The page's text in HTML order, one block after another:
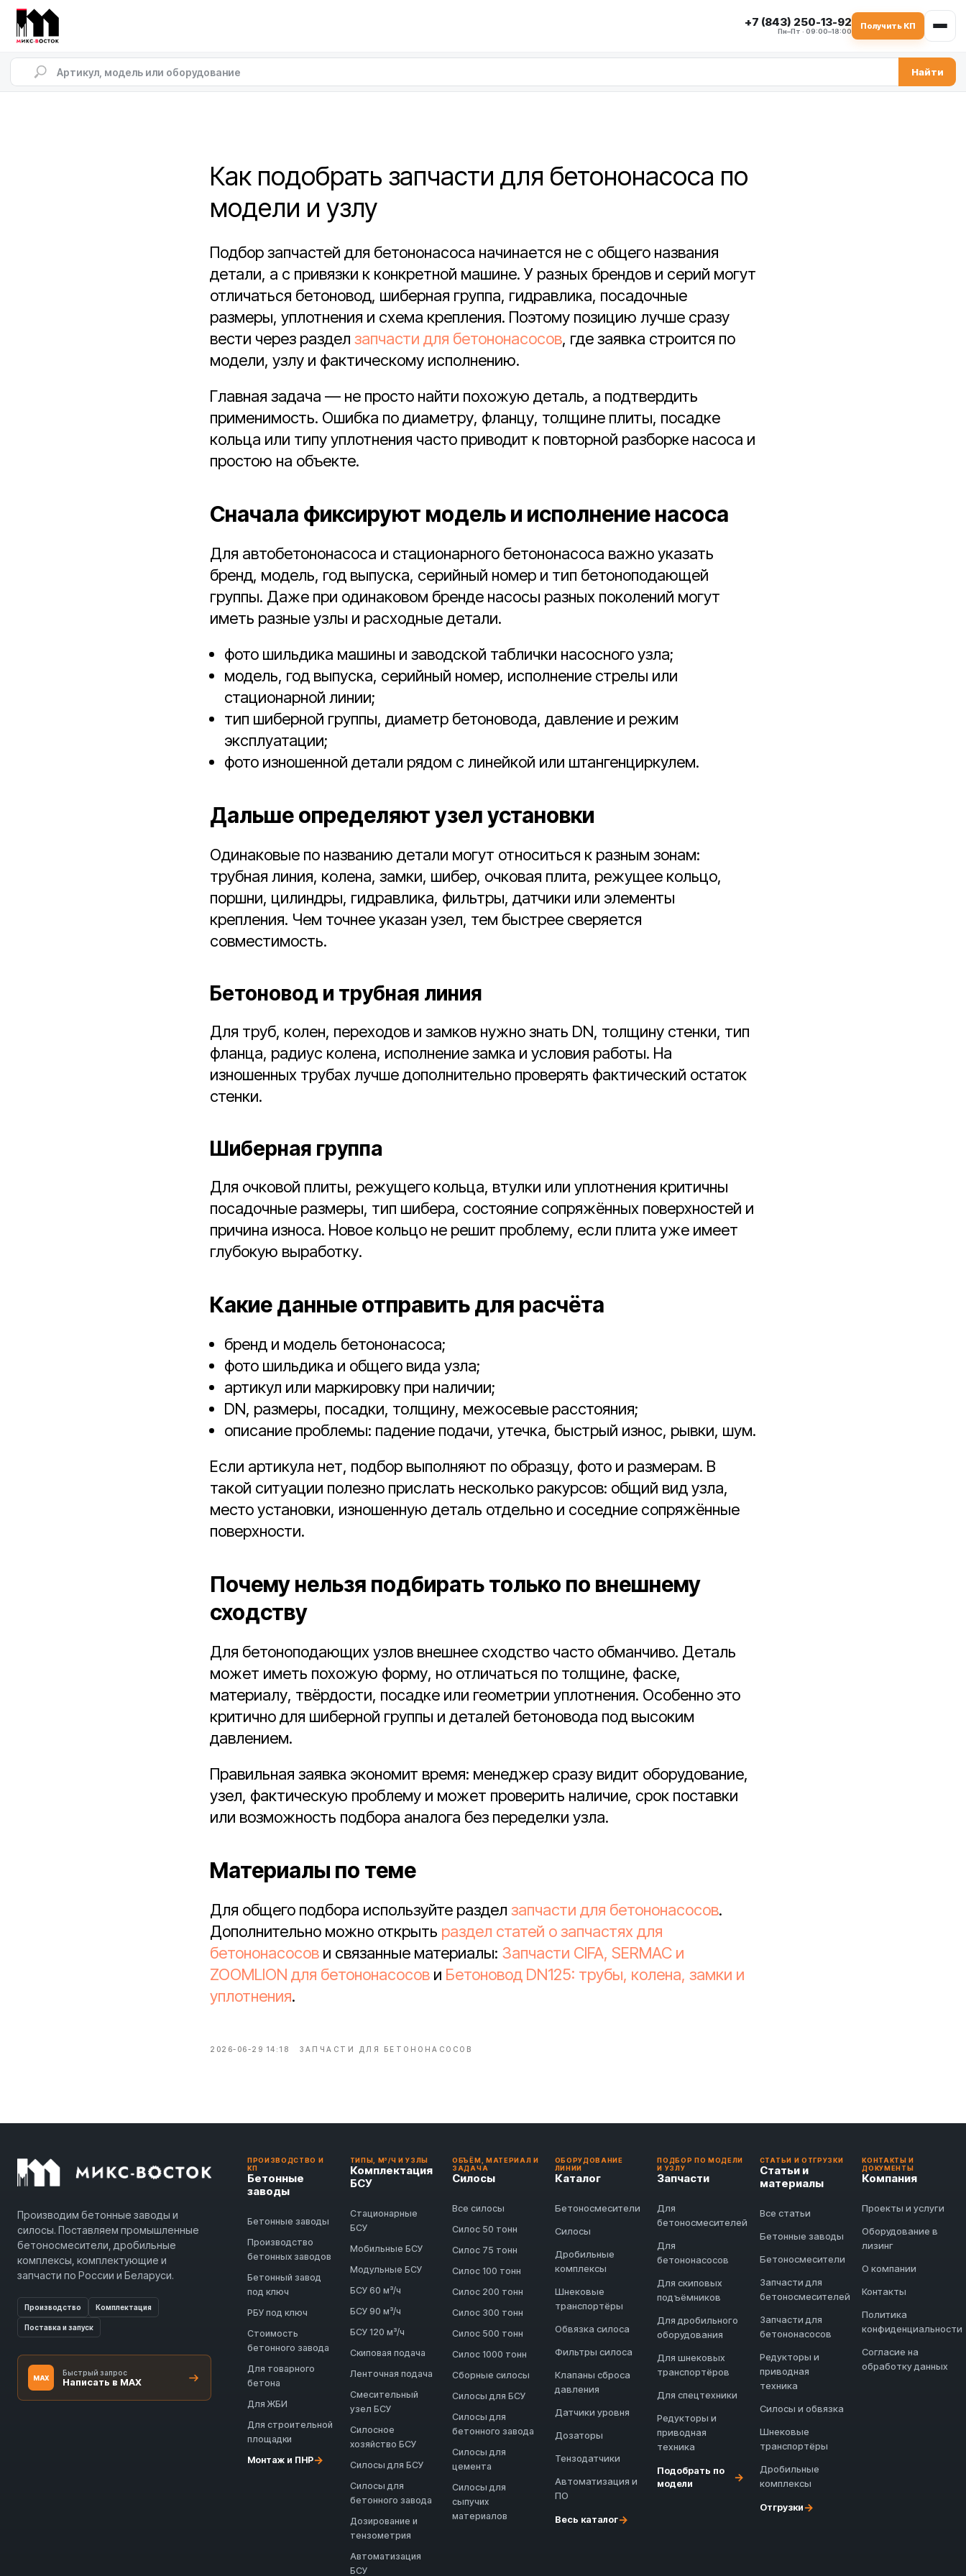
+7 (843) 250-13-92
Пн–Пт · 09:00–18:00
Получить КП
Найти
Как подобрать запчасти для бетононасоса по
модели и узлу
Подбор запчастей для бетононасоса начинается не с общего названия
детали, а с привязки к конкретной машине. У разных брендов и серий могут
отличаться бетоновод, шиберная группа, гидравлика, посадочные
размеры, уплотнения и схема крепления. Поэтому позицию лучше сразу
вести через раздел запчасти для бетононасосов, где заявка строится по
модели, узлу и фактическому исполнению.
Главная задача — не просто найти похожую деталь, а подтвердить
применимость. Ошибка по диаметру, фланцу, толщине плиты, посадке
кольца или типу уплотнения часто приводит к повторной разборке насоса и
простою на объекте.
Сначала фиксируют модель и исполнение насоса
Для автобетононасоса и стационарного бетононасоса важно указать
бренд, модель, год выпуска, серийный номер и тип бетоноподающей
группы. Даже при одинаковом бренде насосы разных поколений могут
иметь разные узлы и расходные детали.
фото шильдика машины и заводской таблички насосного узла;
модель, год выпуска, серийный номер, исполнение стрелы или
стационарной линии;
тип шиберной группы, диаметр бетоновода, давление и режим
эксплуатации;
фото изношенной детали рядом с линейкой или штангенциркулем.
Дальше определяют узел установки
Одинаковые по названию детали могут относиться к разным зонам:
трубная линия, колена, замки, шибер, очковая плита, режущее кольцо,
поршни, цилиндры, гидравлика, фильтры, датчики или элементы
крепления. Чем точнее указан узел, тем быстрее сверяется
совместимость.
Бетоновод и трубная линия
Для труб, колен, переходов и замков нужно знать DN, толщину стенки, тип
фланца, радиус колена, исполнение замка и условия работы. На
изношенных трубах лучше дополнительно проверять фактический остаток
стенки.
Шиберная группа
Для очковой плиты, режущего кольца, втулки или уплотнения критичны
посадочные размеры, тип шибера, состояние сопряжённых поверхностей и
причина износа. Новое кольцо не решит проблему, если плита уже имеет
глубокую выработку.
Какие данные отправить для расчёта
бренд и модель бетононасоса;
фото шильдика и общего вида узла;
артикул или маркировку при наличии;
DN, размеры, посадки, толщину, межосевые расстояния;
описание проблемы: падение подачи, утечка, быстрый износ, рывки, шум.
Если артикула нет, подбор выполняют по образцу, фото и размерам. В
такой ситуации полезно прислать несколько ракурсов: общий вид узла,
место установки, изношенную деталь отдельно и соседние сопряжённые
поверхности.
Почему нельзя подбирать только по внешнему
сходству
Для бетоноподающих узлов внешнее сходство часто обманчиво. Деталь
может иметь похожую форму, но отличаться по толщине, фаске,
материалу, твёрдости, посадке или геометрии уплотнения. Особенно это
критично для шиберной группы и деталей бетоновода под высоким
давлением.
Правильная заявка экономит время: менеджер сразу видит оборудование,
узел, фактическую проблему и может проверить наличие, срок поставки
или возможность подбора аналога без переделки узла.
Материалы по теме
Для общего подбора используйте раздел запчасти для бетононасосов.
Дополнительно можно открыть раздел статей о запчастях для
бетононасосов и связанные материалы: Запчасти CIFA, SERMAC и
ZOOMLION для бетононасосов и Бетоновод DN125: трубы, колена, замки и
уплотнения.
2026-06-29 14:18 ЗАПЧАСТИ ДЛЯ БЕТОНОНАСОСОВ
Производим бетонные заводы и
силосы. Поставляем промышленные
бетоносмесители, дробильные
комплексы, комплектующие и
запчасти по России и Беларуси.
Производство Комплектация
Поставка и запуск
MAX
Быстрый запрос
Написать в MAX
ПРОИЗВОДСТВО И
КП
Бетонные
заводы
Бетонные заводы
Производство
бетонных заводов
Бетонный завод
под ключ
РБУ под ключ
Стоимость
бетонного завода
Для товарного
бетона
Для ЖБИ
Для строительной
площадки
Монтаж и ПНР→
ТИПЫ, М³/Ч И УЗЛЫ
Комплектация
БСУ
Стационарные
БСУ
Мобильные БСУ
Модульные БСУ
БСУ 60 м³/ч
БСУ 90 м³/ч
БСУ 120 м³/ч
Скиповая подача
Ленточная подача
Смесительный
узел БСУ
Силосное
хозяйство БСУ
Силосы для БСУ
Силосы для
бетонного завода
Дозирование и
тензометрия
Автоматизация
БСУ
ОБЪЁМ, МАТЕРИАЛ И
ЗАДАЧА
Силосы
Все силосы
Силос 50 тонн
Силос 75 тонн
Силос 100 тонн
Силос 200 тонн
Силос 300 тонн
Силос 500 тонн
Силос 1000 тонн
Сборные силосы
Силосы для БСУ
Силосы для
бетонного завода
Силосы для
цемента
Силосы для
сыпучих
материалов
ОБОРУДОВАНИЕ
ЛИНИИ
Каталог
Бетоносмесители
Силосы
Дробильные
комплексы
Шнековые
транспортёры
Обвязка силоса
Фильтры силоса
Клапаны сброса
давления
Датчики уровня
Дозаторы
Тензодатчики
Автоматизация и
ПО
Весь каталог→
ПОДБОР ПО МОДЕЛИ
И УЗЛУ
Запчасти
Для
бетоносмесителей
Для
бетононасосов
Для скиповых
подъёмников
Для дробильного
оборудования
Для шнековых
транспортёров
Для спецтехники
Редукторы и
приводная
техника
Подобрать по
модели
→
СТАТЬИ И ОТГРУЗКИ
Статьи и
материалы
Все статьи
Бетонные заводы
Бетоносмесители
Запчасти для
бетоносмесителей
Запчасти для
бетононасосов
Редукторы и
приводная
техника
Силосы и обвязка
Шнековые
транспортёры
Дробильные
комплексы
Отгрузки→
КОНТАКТЫ И
ДОКУМЕНТЫ
Компания
Проекты и услуги
Оборудование в
лизинг
О компании
Контакты
Политика
конфиденциальности
Согласие на
обработку данных